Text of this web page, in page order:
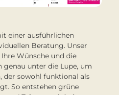
einer ausführlichen
Beratung. Unser
Wünsche und die
unter die Lupe, um
der sowohl funktional als
So entstehen grüne